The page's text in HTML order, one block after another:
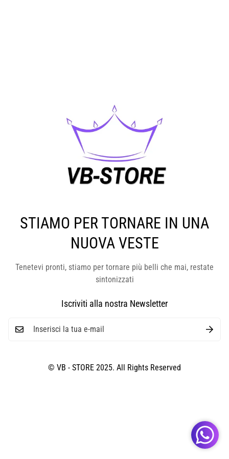
STIAMO PER TORNARE IN UNA
NUOVA VESTE
Tenetevi pronti, stiamo per tornare più belli che mai, restate
sintonizzati
Iscriviti alla nostra Newsletter
© VB - STORE 2025. All Rights Reserved